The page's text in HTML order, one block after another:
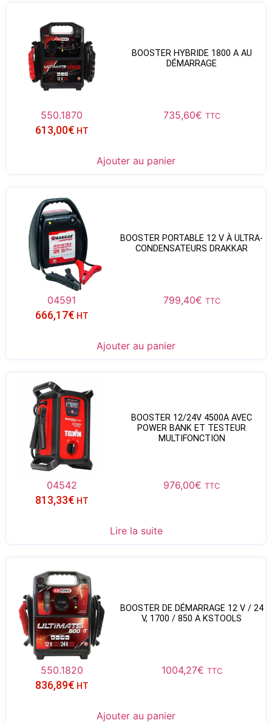
BOOSTER HYBRIDE 1800 A AU
DÉMARRAGE
550.1870 735,60€ TTC
613,00€ HT
Ajouter au panier
BOOSTER PORTABLE 12 V À ULTRA-
CONDENSATEURS DRAKKAR
04591 799,40€ TTC
666,17€ HT
Ajouter au panier
BOOSTER 12/24V 4500A AVEC
POWER BANK ET TESTEUR
MULTIFONCTION
04542 976,00€ TTC
813,33€ HT
Lire la suite
BOOSTER DE DÉMARRAGE 12 V / 24
V, 1700 / 850 A KSTOOLS
550.1820 1004,27€ TTC
836,89€ HT
Ajouter au panier